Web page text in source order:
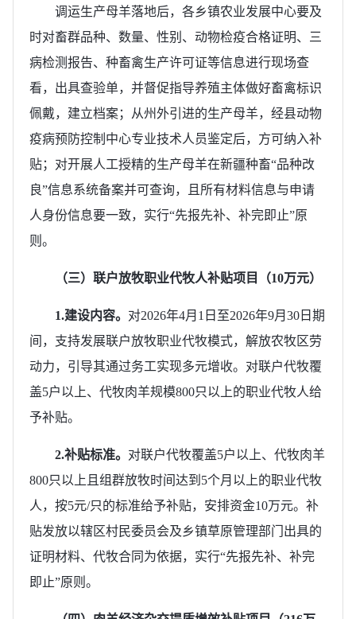
调运生产母羊落地后，各乡镇农业发展中心要及
时对畜群品种、数量、性别、动物检疫合格证明、三
病检测报告、种畜禽生产许可证等信息进行现场查
看，出具查验单，并督促指导养殖主体做好畜禽标识
佩戴，建立档案；从州外引进的生产母羊，经县动物
疫病预防控制中心专业技术人员鉴定后，方可纳入补
贴；对开展人工授精的生产母羊在新疆种畜“品种改
良”信息系统备案并可查询，且所有材料信息与申请
人身份信息要一致，实行“先报先补、补完即止”原
则。
（三）联户放牧职业代牧人补贴项目（10万元）
1.建设内容。 对2026年4月1日至2026年9月30日期
间，支持发展联户放牧职业代牧模式，解放农牧区劳
动力，引导其通过务工实现多元增收。对联户代牧覆
盖5户以上、代牧肉羊规模800只以上的职业代牧人给
予补贴。
2.补贴标准。 对联户代牧覆盖5户以上、代牧肉羊
800只以上且组群放牧时间达到5个月以上的职业代牧
人，按5元/只的标准给予补贴，安排资金10万元。补
贴发放以辖区村民委员会及乡镇草原管理部门出具的
证明材料、代牧合同为依据，实行“先报先补、补完
即止”原则。